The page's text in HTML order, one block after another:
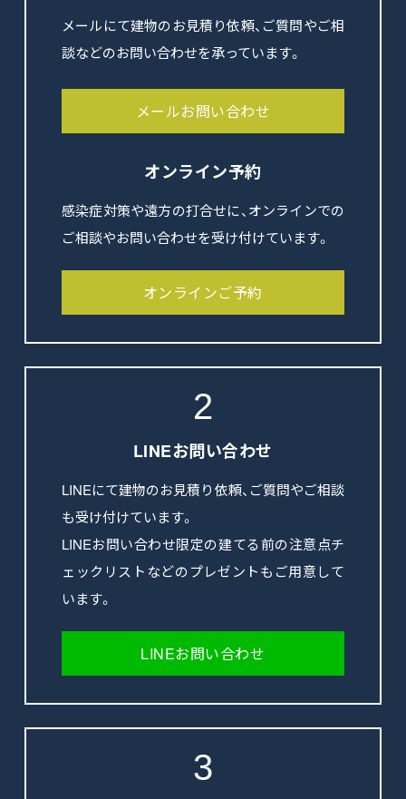
メールにて建物のお見積り依頼、ご質問やご相
談などのお問い合わせを承っています。
メールお問い合わせ
オンライン予約
感染症対策や遠方の打合せに、オンラインでの
ご相談やお問い合わせを受け付けています。
オンラインご予約
2
LINEお問い合わせ
LINEにて建物のお見積り依頼、ご質問やご相談
も受け付けています。
LINEお問い合わせ限定の建てる前の注意点チ
ェックリストなどのプレゼントもご用意して
います。
LINEお問い合わせ
3